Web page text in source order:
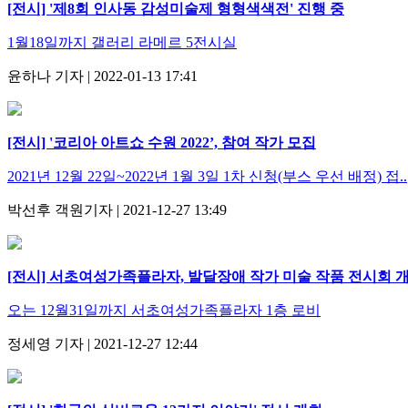
[전시] '제8회 인사동 감성미술제 형형색색전' 진행 중
1월18일까지 갤러리 라메르 5전시실
윤하나 기자 | 2022-01-13 17:41
[전시] '코리아 아트쇼 수원 2022’, 참여 작가 모집
2021년 12월 22일~2022년 1월 3일 1차 신청(부스 우선 배정) 접..
박선후 객원기자 | 2021-12-27 13:49
[전시] 서초여성가족플라자, 발달장애 작가 미술 작품 전시회
오는 12월31일까지 서초여성가족플라자 1층 로비
정세영 기자 | 2021-12-27 12:44